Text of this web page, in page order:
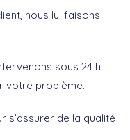
nous lui faisons
sous 24 h
votre problème.
de la qualité